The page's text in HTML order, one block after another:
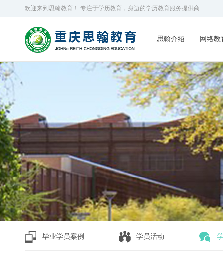
欢迎来到思翰教育！ 专注于学历教育，身边的学历教育服务提供商.
思翰介绍 网络教
毕业学员案例 学员活动